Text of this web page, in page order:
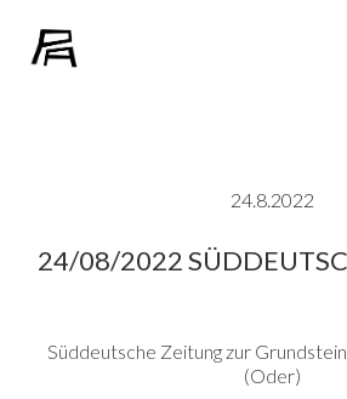
24.8.2022
24/08/2022
Süddeutsche Zeitung zur
(Oder)